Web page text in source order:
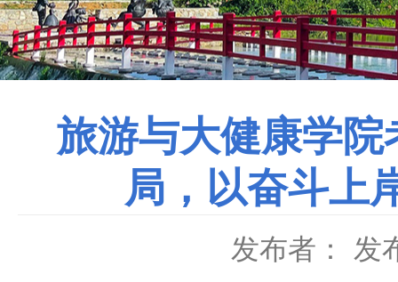
旅游与大健康学
局，以奋斗上
发布者： 发